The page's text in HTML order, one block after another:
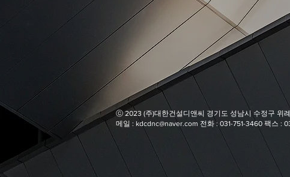
​ⓒ 2023 (주)대한건설디앤씨 경기도 성남시 수정구 위
​메일 : kdcdnc@naver.com 전화 : 031-751-3460 팩스 :